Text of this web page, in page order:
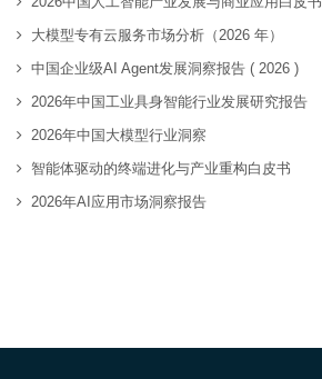
大模型专有云服务市场分析（2026 年）
中国企业级AI Agent发展洞察报告 ( 2026 )
2026年中国工业具身智能行业发展研究报告
2026年中国大模型行业洞察
智能体驱动的终端进化与产业重构白皮书
2026年AI应用市场洞察报告